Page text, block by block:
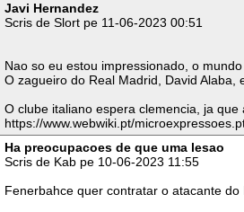
Javi Hernandez
Scris de Slort pe 11-06-2023 00:51
Nao so eu estou impressionado, o
O zagueiro do Real Madrid, David
O clube italiano espera clemencia, ja
https://www.webwiki.pt/
Ha preocupacoes de que uma lesao
Scris de Kab pe 10-06-2023 11:55
Fenerbahce quer contratar o atacante